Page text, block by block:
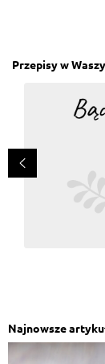
Przepisy w
Najnowsze